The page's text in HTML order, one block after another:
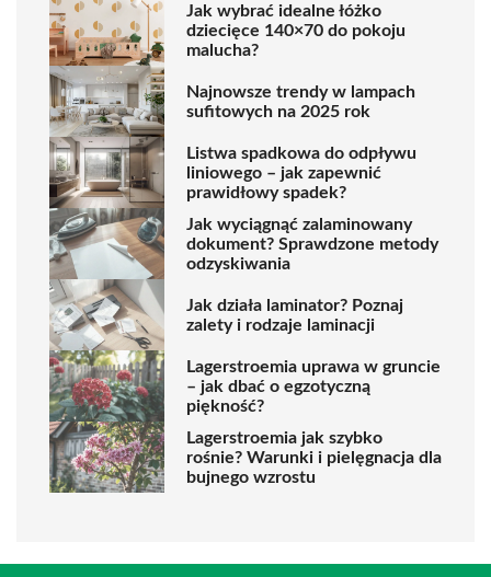
Jak wybrać idealne łóżko
dziecięce 140×70 do pokoju
malucha?
Najnowsze trendy w lampach
sufitowych na 2025 rok
Listwa spadkowa do odpływu
liniowego – jak zapewnić
prawidłowy spadek?
Jak wyciągnąć zalaminowany
dokument? Sprawdzone metody
odzyskiwania
Jak działa laminator? Poznaj
zalety i rodzaje laminacji
Lagerstroemia uprawa w gruncie
– jak dbać o egzotyczną
piękność?
Lagerstroemia jak szybko
rośnie? Warunki i pielęgnacja dla
bujnego wzrostu